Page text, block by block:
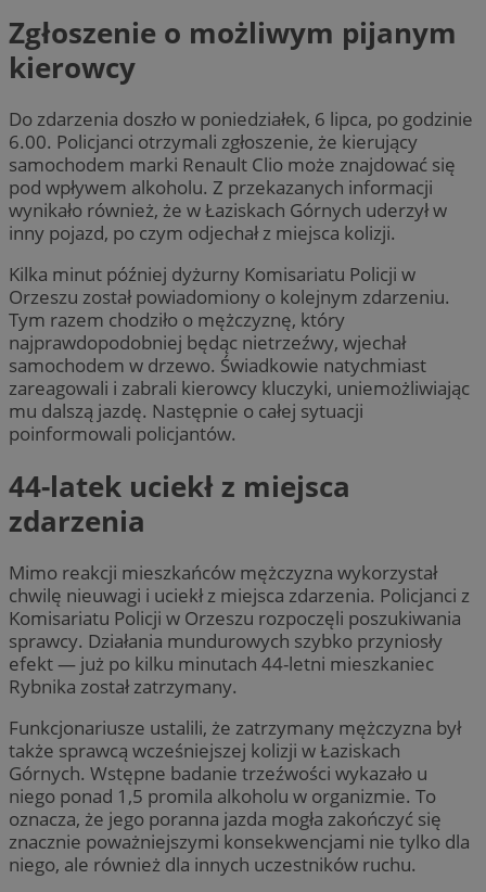
Zgłoszenie o możliwym pijanym
kierowcy
Do zdarzenia doszło w poniedziałek, 6 lipca, po godzinie
6.00. Policjanci otrzymali zgłoszenie, że kierujący
samochodem marki Renault Clio może znajdować się
pod wpływem alkoholu. Z przekazanych informacji
wynikało również, że w Łaziskach Górnych uderzył w
inny pojazd, po czym odjechał z miejsca kolizji.
Kilka minut później dyżurny Komisariatu Policji w
Orzeszu został powiadomiony o kolejnym zdarzeniu.
Tym razem chodziło o mężczyznę, który
najprawdopodobniej będąc nietrzeźwy, wjechał
samochodem w drzewo. Świadkowie natychmiast
zareagowali i zabrali kierowcy kluczyki, uniemożliwiając
mu dalszą jazdę. Następnie o całej sytuacji
poinformowali policjantów.
44-latek uciekł z miejsca
zdarzenia
Mimo reakcji mieszkańców mężczyzna wykorzystał
chwilę nieuwagi i uciekł z miejsca zdarzenia. Policjanci z
Komisariatu Policji w Orzeszu rozpoczęli poszukiwania
sprawcy. Działania mundurowych szybko przyniosły
efekt — już po kilku minutach 44-letni mieszkaniec
Rybnika został zatrzymany.
Funkcjonariusze ustalili, że zatrzymany mężczyzna był
także sprawcą wcześniejszej kolizji w Łaziskach
Górnych. Wstępne badanie trzeźwości wykazało u
niego ponad 1,5 promila alkoholu w organizmie. To
oznacza, że jego poranna jazda mogła zakończyć się
znacznie poważniejszymi konsekwencjami nie tylko dla
niego, ale również dla innych uczestników ruchu.